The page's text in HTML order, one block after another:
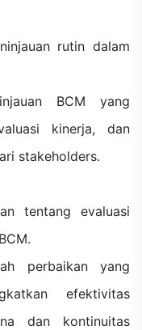
rutin dalam
BCM yang
kinerja, dan
stakeholders.
tentang evaluasi
perbaikan yang
efektivitas
dan kontinuitas